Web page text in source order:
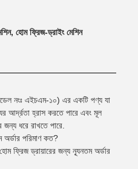
হোম ফ্রিজ-ড্রাইং মেশিন
নংঃ এইচএম-১০) এর একটি পণ্য যা
আর্দ্রতা হ্রাস করতে পারে এবং মূল
ধরে রাখতে পারে.
পরিমাণ কত?
ফ্রিজ ড্রায়ারের জন্য ন্যূনতম অর্ডার